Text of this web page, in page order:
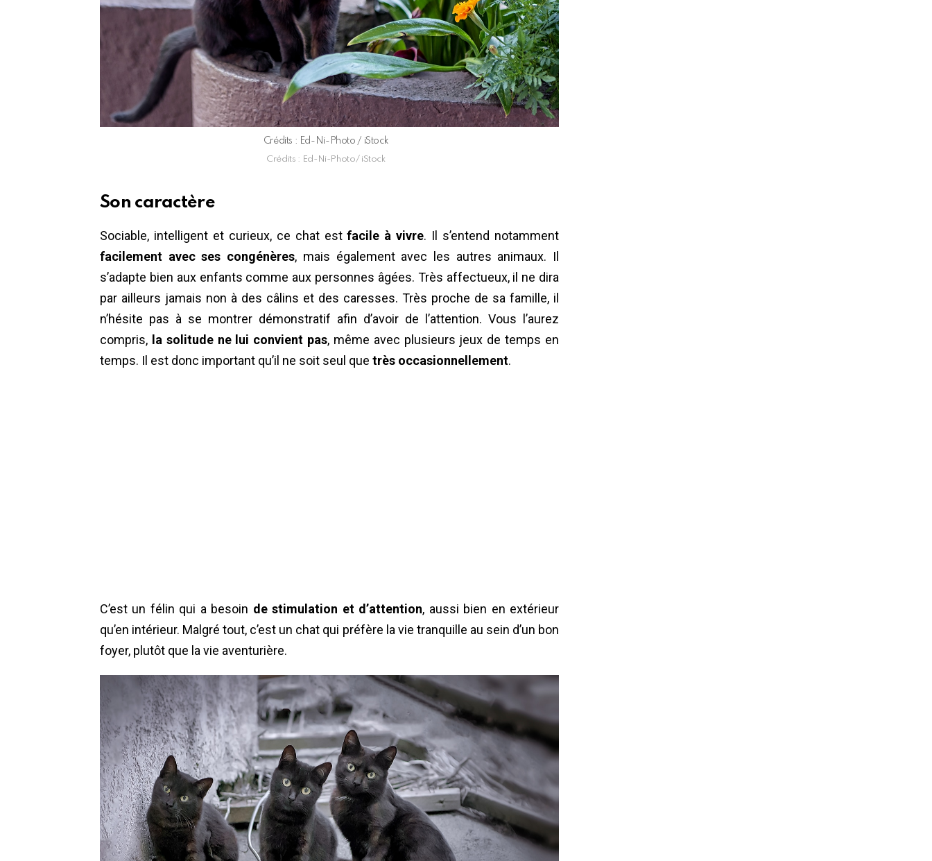
Crédits : Ed-Ni-Photo / iStock
Crédits : Ed-Ni-Photo/ iStock
Son caractère
Sociable, intelligent et curieux, ce chat estfacile à vivre. Il s’entend notamment
facilement avec ses congénères, mais également avec les autres animaux. Il
s’adapte bien aux enfants comme aux personnes âgées. Très affectueux, il ne dira
par ailleurs jamais non à des câlins et des caresses. Très proche de sa famille, il
n’hésite pas à se montrer démonstratif afin d’avoir de l’attention. Vous l’aurez
compris, la solitude ne lui convient pas, même avec plusieurs jeux de temps en
temps. Il est donc important qu’il ne soit seul que très occasionnellement.
C’est un félin qui a besoin de stimulation et d’attention, aussi bien en extérieur
qu’en intérieur. Malgré tout, c’est un chat qui préfère la vie tranquille au sein d’un bon
foyer, plutôt que la vie aventurière.